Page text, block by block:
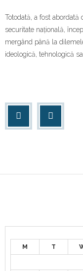
Totodată, a fost
securitate națională,
mergând până la
ideologică, tehnologică
M T